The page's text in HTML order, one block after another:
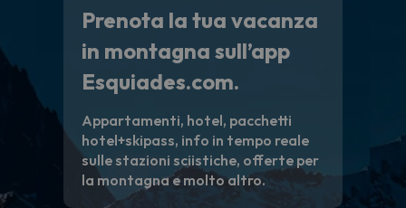
Prenota la tua vacanza
in montagna sull’app
Esquiades.com.
Appartamenti, hotel, pacchetti
hotel+skipass, info in tempo reale
sulle stazioni sciistiche, offerte per
la montagna e molto altro.